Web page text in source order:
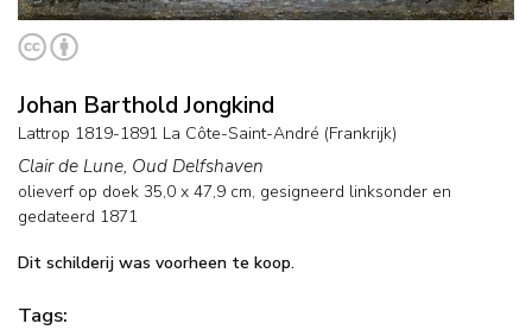
Johan Barthold Jongkind
Lattrop 1819-1891 La Côte-Saint-André (Frankrijk)
Clair de Lune, Oud Delfshaven
olieverf op doek 35,0 x 47,9 cm, gesigneerd linksonder en
gedateerd 1871
Dit schilderij was voorheen te koop.
Tags: